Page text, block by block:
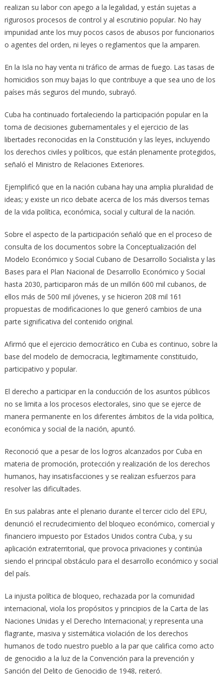
realizan su labor con apego a la legalidad, y están sujetas a
rigurosos procesos de control y al escrutinio popular. No hay
impunidad ante los muy pocos casos de abusos por funcionarios
o agentes del orden, ni leyes o reglamentos que la amparen.
En la Isla no hay venta ni tráfico de armas de fuego. Las tasas de
homicidios son muy bajas lo que contribuye a que sea uno de los
países más seguros del mundo, subrayó.
Cuba ha continuado fortaleciendo la participación popular en la
toma de decisiones gubernamentales y el ejercicio de las
libertades reconocidas en la Constitución y las leyes, incluyendo
los derechos civiles y políticos, que están plenamente protegidos,
señaló el Ministro de Relaciones Exteriores.
Ejemplificó que en la nación cubana hay una amplia pluralidad de
ideas; y existe un rico debate acerca de los más diversos temas
de la vida política, económica, social y cultural de la nación.
Sobre el aspecto de la participación señaló que en el proceso de
consulta de los documentos sobre la Conceptualización del
Modelo Económico y Social Cubano de Desarrollo Socialista y las
Bases para el Plan Nacional de Desarrollo Económico y Social
hasta 2030, participaron más de un millón 600 mil cubanos, de
ellos más de 500 mil jóvenes, y se hicieron 208 mil 161
propuestas de modificaciones lo que generó cambios de una
parte significativa del contenido original.
Afirmó que el ejercicio democrático en Cuba es continuo, sobre la
base del modelo de democracia, legítimamente constituido,
participativo y popular.
El derecho a participar en la conducción de los asuntos públicos
no se limita a los procesos electorales, sino que se ejerce de
manera permanente en los diferentes ámbitos de la vida política,
económica y social de la nación, apuntó.
Reconoció que a pesar de los logros alcanzados por Cuba en
materia de promoción, protección y realización de los derechos
humanos, hay insatisfacciones y se realizan esfuerzos para
resolver las dificultades.
En sus palabras ante el plenario durante el tercer ciclo del EPU,
denunció el recrudecimiento del bloqueo económico, comercial y
financiero impuesto por Estados Unidos contra Cuba, y su
aplicación extraterritorial, que provoca privaciones y continúa
siendo el principal obstáculo para el desarrollo económico y social
del país.
La injusta política de bloqueo, rechazada por la comunidad
internacional, viola los propósitos y principios de la Carta de las
Naciones Unidas y el Derecho Internacional; y representa una
flagrante, masiva y sistemática violación de los derechos
humanos de todo nuestro pueblo a la par que califica como acto
de genocidio a la luz de la Convención para la prevención y
Sanción del Delito de Genocidio de 1948, reiteró.